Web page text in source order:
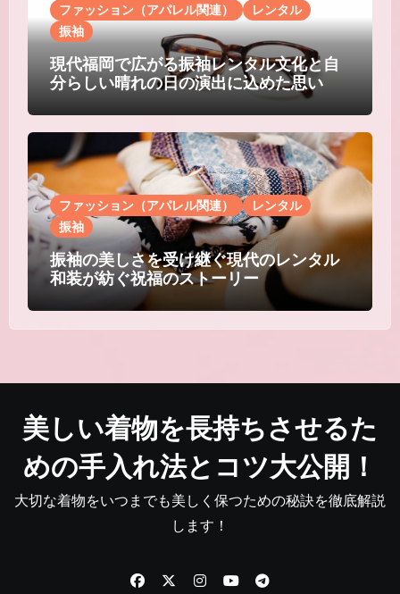
ファッション（アパレル関連）
レンタル
振袖
現代福岡で広がる振袖レンタル文化と自
分らしい晴れの日の演出に込めた思い
ファッション（アパレル関連）
レンタル
振袖
振袖の美しさを受け継ぐ現代のレンタル
和装が紡ぐ祝福のストーリー
美しい着物を長持ちさせるた
めの手入れ法とコツ大公開！
大切な着物をいつまでも美しく保つための秘訣を徹底解説
します！